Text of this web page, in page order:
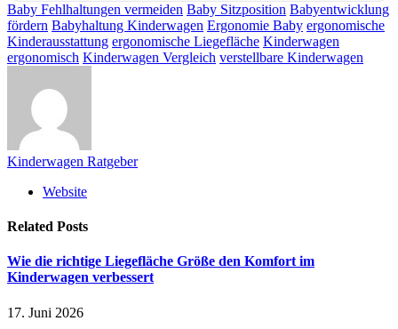
Baby Fehlhaltungen vermeiden Baby Sitzposition Babyentwicklung
fördern Babyhaltung Kinderwagen Ergonomie Baby ergonomische
Kinderausstattung ergonomische Liegefläche Kinderwagen
ergonomisch Kinderwagen Vergleich verstellbare Kinderwagen
Kinderwagen Ratgeber
Website
Related Posts
Wie die richtige Liegefläche Größe den Komfort im
Kinderwagen verbessert
17. Juni 2026